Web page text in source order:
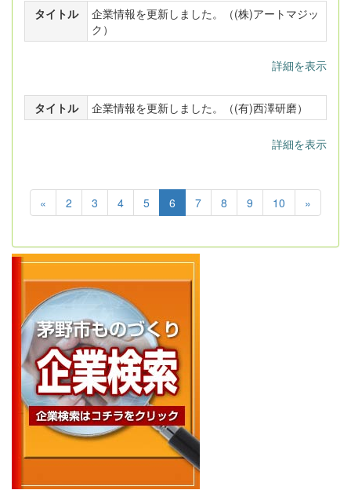
タイトル
企業情報を更新しました。（(株)アートマジッ
ク）
詳細を表示
タイトル 企業情報を更新しました。（(有)西澤研磨）
詳細を表示
« 2 3 4 5 6 7 8 9 10 »